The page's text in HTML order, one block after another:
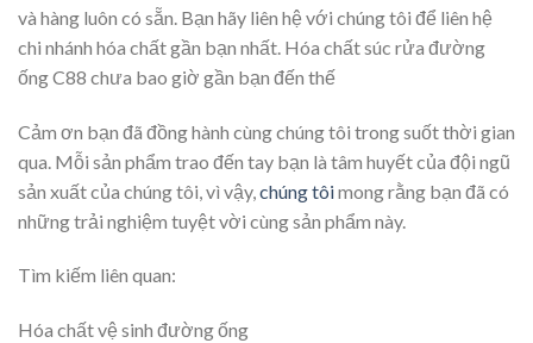
và hàng luôn có sẵn. Bạn hãy liên hệ với chúng tôi để liên hệ
chi nhánh hóa chất gần bạn nhất. Hóa chất súc rửa đường
ống C88 chưa bao giờ gần bạn đến thế
Cảm ơn bạn đã đồng hành cùng chúng tôi trong suốt thời gian
qua. Mỗi sản phẩm trao đến tay bạn là tâm huyết của đội ngũ
sản xuất của chúng tôi, vì vậy, chúng tôimong rằng bạn đã có
những trải nghiệm tuyệt vời cùng sản phẩm này.
Tìm kiếm liên quan:
Hóa chất vệ sinh đường ống